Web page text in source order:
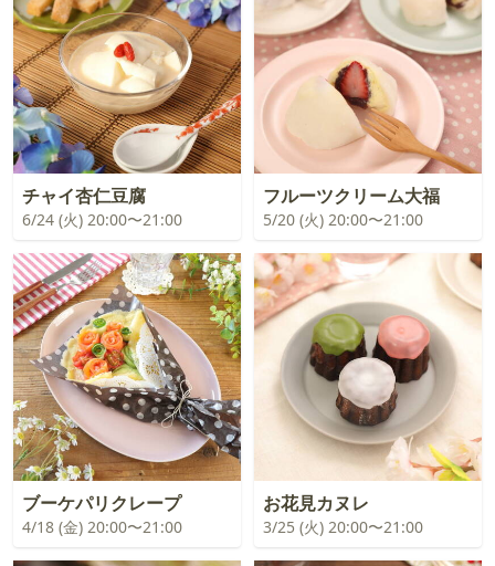
チャイ杏仁豆腐
6/24 (火) 20:00〜21:00
フルーツクリーム大福
5/20 (火) 20:00〜21:00
ブーケパリクレープ
4/18 (金) 20:00〜21:00
お花見カヌレ
3/25 (火) 20:00〜21:00